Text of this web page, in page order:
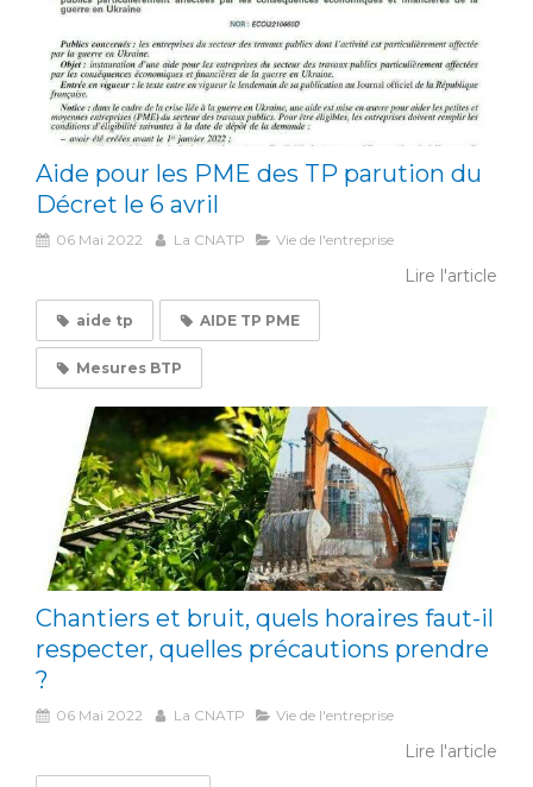
Aide pour les PME des TP parution du
Décret le 6 avril
06 Mai 2022 La CNATP Vie de l'entreprise
Lire l'article
aide tp AIDE TP PME
Mesures BTP
Chantiers et bruit, quels horaires faut-il
respecter, quelles précautions prendre
?
06 Mai 2022 La CNATP Vie de l'entreprise
Lire l'article